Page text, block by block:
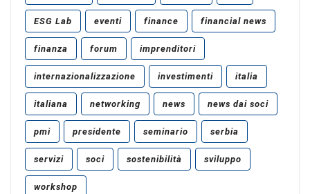
ESG Lab eventi finance financial news
finanza forum imprenditori
internazionalizzazione investimenti italia
italiana networking news news dai soci
pmi presidente seminario serbia
servizi soci sostenibilità sviluppo
workshop